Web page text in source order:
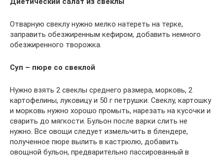
Отварную свеклу нужно мелко натереть на терке,
заправить обезжиренным кефиром, добавить немного
обезжиренного творожка.
Суп – пюре со свеклой
Нужно взять 2 свеклы среднего размера, морковь, 2
картофелины, луковицу и 50 г петрушки. Свеклу, картошку
и морковь нужно хорошо промыть, нарезать на кусочки и
сварить до мягкости. Бульон после варки слить не
нужно. Все овощи следует измельчить в блендере,
полученное пюре вылить в кастрюлю, добавить
овощной бульон, предварительно пассированный в